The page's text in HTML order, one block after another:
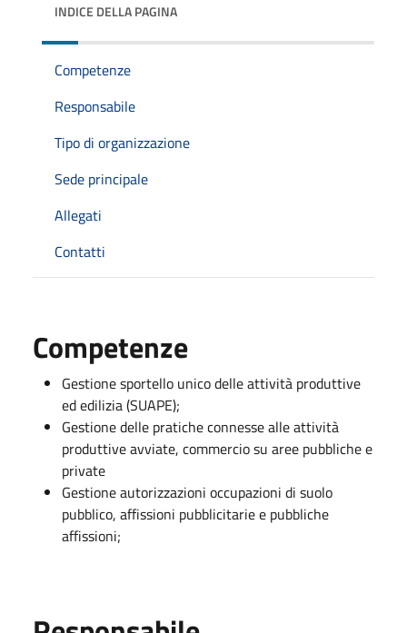
INDICE DELLA PAGINA
Competenze
Responsabile
Tipo di organizzazione
Sede principale
Allegati
Contatti
Competenze
Gestione sportello unico delle attività produttive
ed edilizia (SUAPE);
Gestione delle pratiche connesse alle attività
produttive avviate, commercio su aree pubbliche e
private
Gestione autorizzazioni occupazioni di suolo
pubblico, affissioni pubblicitarie e pubbliche
affissioni;